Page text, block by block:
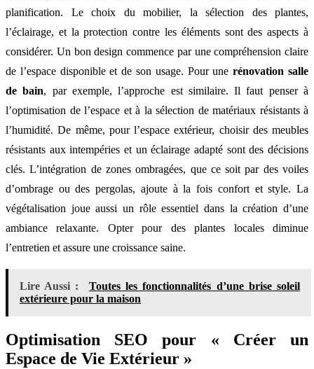
planification. Le choix du mobilier, la sélection des plantes,
l’éclairage, et la protection contre les éléments sont des aspects à
considérer. Un bon design commence par une compréhension claire
de l’espace disponible et de son usage. Pour unerénovation salle
de bain, par exemple, l’approche est similaire. Il faut penser à
l’optimisation de l’espace et à la sélection de matériaux résistants à
l’humidité. De même, pour l’espace extérieur, choisir des meubles
résistants aux intempéries et un éclairage adapté sont des décisions
clés. L’intégration de zones ombragées, que ce soit par des voiles
d’ombrage ou des pergolas, ajoute à la fois confort et style. La
végétalisation joue aussi un rôle essentiel dans la création d’une
ambiance relaxante. Opter pour des plantes locales diminue
l’entretien et assure une croissance saine.
Lire Aussi :
Toutes les fonctionnalités d’une brise soleil
extérieure pour la maison
Optimisation SEO pour « Créer un
Espace de Vie Extérieur »